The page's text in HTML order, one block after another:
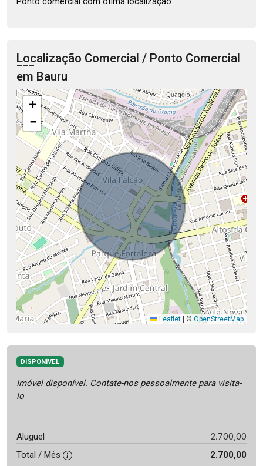
Localização Comercial / Ponto Comercial
em Bauru
+
−
Leaflet © OpenStreetMap
DISPONÍVEL
Imóvel disponível. Contate-nos pessoalmente para visita-
lo
Aluguel 2.700,00
Total / Mês 2.700,00